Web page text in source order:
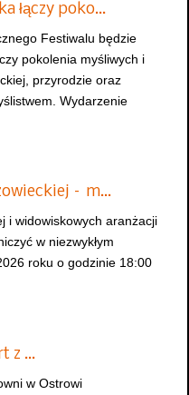
łączy poko…
Festiwalu będzie
pokolenia myśliwych i
przyrodzie oraz
Wydarzenie
– m…
i widowiskowych aranżacji
w niezwykłym
roku o godzinie 18:00
z …
w Ostrowi